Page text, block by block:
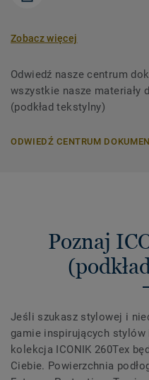
Zobacz więcej
Odwiedź nasze centrum
wszystkie nasze materiały
(podkład tekstylny)
ODWIEDŹ CENTRUM
Poznaj
Jeśli szukasz stylowej i
gamie inspirujących
kolekcja ICONIK 260Tex
Ciebie. Powierzchnia